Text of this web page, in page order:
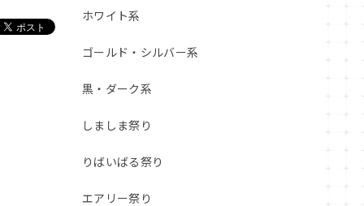
ホワイト系
ゴールド・シルバー系
黒・ダーク系
しましま祭り
りばいばる祭り
エアリー祭り